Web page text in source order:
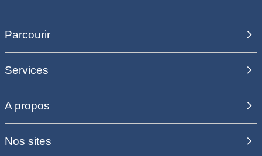
Parcourir
Services
A propos
Nos sites